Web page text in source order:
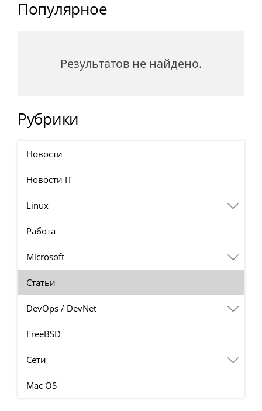
Популярное
Результатов не найдено.
Рубрики
Новости
Новости IT
Linux
Работа
Microsoft
Статьи
DevOps / DevNet
FreeBSD
Сети
Mac OS